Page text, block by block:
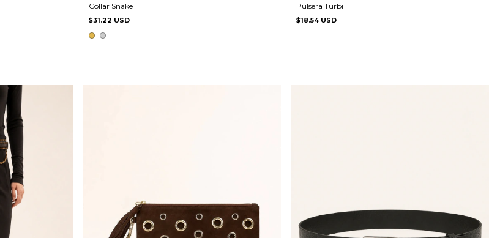
Collar Snake
$31.22 USD
Pulsera Turbi
$18.54 USD